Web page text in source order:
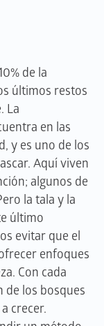
de la
últimos restos
La
en las
y es uno de los
Aquí viven
algunos de
la tala y la
último
evitar que el
enfoques
Con cada
de los bosques
crecer.